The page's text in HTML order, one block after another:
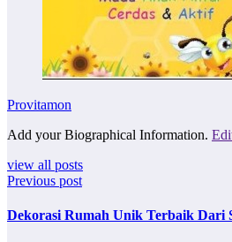
Provitamon
Add your Biographical Information.
view all posts
Previous post
Dekorasi Rumah Unik Terbaik Dari